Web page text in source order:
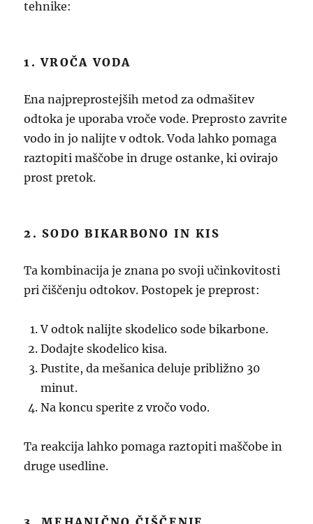
tehnike:
1. VROČA VODA
Ena najpreprostejših metod za odmašitev
odtoka je uporaba vroče vode. Preprosto zavrite
vodo in jo nalijte v odtok. Voda lahko pomaga
raztopiti maščobe in druge ostanke, ki ovirajo
prost pretok.
2. SODO BIKARBONO IN KIS
Ta kombinacija je znana po svoji učinkovitosti
pri čiščenju odtokov. Postopek je preprost:
V odtok nalijte skodelico sode bikarbone.
Dodajte skodelico kisa.
Pustite, da mešanica deluje približno 30
minut.
Na koncu sperite z vročo vodo.
Ta reakcija lahko pomaga raztopiti maščobe in
druge usedline.